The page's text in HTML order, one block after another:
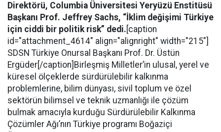
Direktörü, Columbia Üniversitesi Yeryüzü Enstitüsü
Başkanı Prof. Jeffrey Sachs, “İklim değişimi Türkiye
için ciddi bir politik risk” dedi. [caption
id="attachment_4614" align="alignright" width="215"]
SDSN Türkiye Onursal Başkanı Prof. Dr. Üstün
Ergüder[/caption]Birleşmiş Milletler’in ulusal, yerel ve
küresel ölçeklerde sürdürülebilir kalkınma
problemlerine, bilim dünyası, sivil toplum ve özel
sektörün bilimsel ve teknik uzmanlığı ile çözüm
bulmak amacıyla kurduğu Sürdürülebilir Kalkınma
Çözümler Ağı’nın Türkiye programı Boğaziçi